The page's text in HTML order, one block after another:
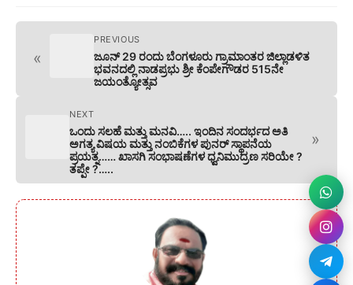
«
PREVIOUS
ಜೂನ್ 29 ರಂದು ಬೆಂಗಳೂರು ಗ್ರಾಮಾಂತರ ಜಿಲ್ಲಾಡಳಿತ
ಭವನದಲ್ಲಿ ನಾಡಪ್ರಭು ಶ್ರೀ ಕೆಂಪೇಗೌಡರ 515ನೇ
ಜಯಂತ್ಯೋತ್ಸವ
NEXT
ಒಂದು ಸಲಹೆ ಮತ್ತು ಮನವಿ….. ಇಂದಿನ ಸಂದರ್ಭದ ಅತಿ
ಅಗತ್ಯ ವಿಷಯ ಮತ್ತು ನಂಬಿಕೆಗಳ ಪುನರ್ ಸ್ಥಾಪನೆಯ
ಪ್ರಯತ್ನ…… ಖಾಸಗಿ ಸಂಭಾಷಣೆಗಳ‌ ಧ್ವನಿಮುದ್ರಣ ಸರಿಯೇ ?
ತಪ್ಪೇ ?…..
»